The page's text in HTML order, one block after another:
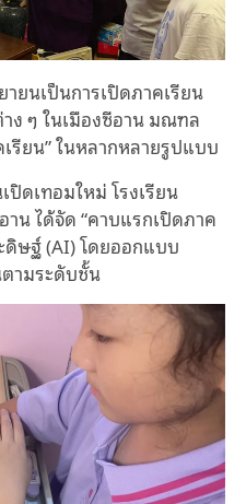
ยนเป็นการเปิดภาคเรียน
ง ๆ ในเมืองซีอาน มณฑล
รียน” ในหลากหลายรูปแบบ
ดเทอมใหม่ โรงเรียน
น ได้จัด “คาบแรกเปิดภาค
ษฐ์ (AI) โดยออกแบบ
ามระดับชั้น